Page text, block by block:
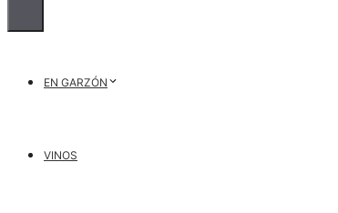
EN GARZÓN
VINOS